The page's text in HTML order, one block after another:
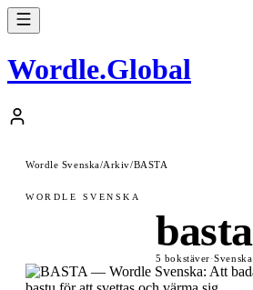
Wordle.Global
Wordle Svenska/Arkiv/BASTA
WORDLE SVENSKA
basta
5 bokstäver·Svenska